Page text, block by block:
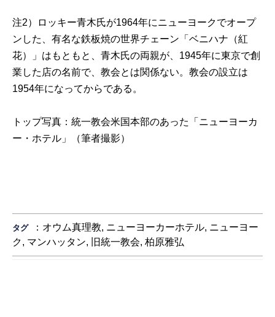
注2）ロッキー青木氏が1964年にニューヨークでオープ
ンした、有名な鉄板焼の世界チェーン「ベニハナ（紅
花）」はもともと、青木氏の両親が、1945年に東京で創
業した店の名前で、教会とは関係ない。教会の設立は
1954年になってからである。
トップ写真：統一教会米国本部のあった「ニューヨーカ
ー・ホテル」（筆者撮影）
タグ ： オウム真理教, ニューヨーカーホテル, ニューヨー
ク, マンハッタン, 旧統一教会,柏原雅弘